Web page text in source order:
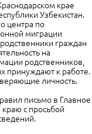
крае
Узбекистан.
центра по
миграции
граждан
на
родственников,
принуждают к работе.
личность.
письмо в Главное
с просьбой